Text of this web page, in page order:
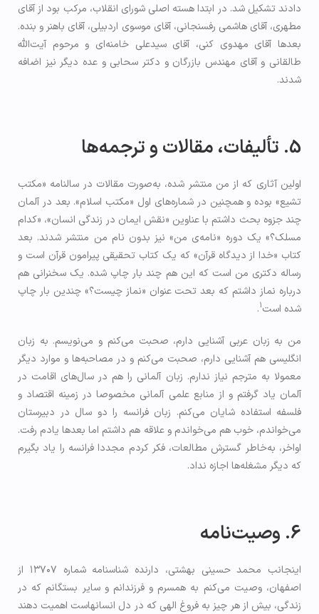
دادند تشکیل شد. در ابتدا هسته اصلی شورای انقلاب، مرکب بود از آقای
مطهری، آقای هاشمی رفسنجانی، آقای موسوی اردبیلی، آقای باهنر و بنده.
بعدها آقای مهدوی کنی، آقای سیدعلی خامنه‌ای و مرحوم آیت‌الله
طالقانی و آقای مهندس بازرگان و دکتر سحابی و عده دیگر نیز اضافه
شدند.
5. تألیفات، مقالات و ترجمه‌ها
اولین آثاری که از من منتشر شده، به‌صورت مقالات در سالنامه «مکتب
تشیع» بوده و همچنین در شماره‌های اول «مکتب اسلام». بعد در آلمان
چند جزوه بحث داشتم با عناوین «نقش ایمان در زندگی انسان»، «کدام
مسلک؟» یک دوره «نامه‌ی من» نیز بدون نام من منتشر شدند. بعد
کتاب «خدا از دیدگاه قرآن» که یک کتاب تحقیقی پیرامون قرآن است و
رساله دکتری من است که این هم چند بار چاپ شده. یک سخنرانی هم
درباره نماز داشتم که بعد تحت عنوان «نماز چیست؟» چندین بار چاپ
شده است1
.
من به زبان عربی آشنایی دارم، صحبت می‌کنم و می‌نویسم. به زبان
انگلیسی هم آشنایی دارم، صحبت می‌کنم و در مصاحبه‌ها و موارد دیگر
معمولا به مترجم نیاز ندارم. زبان آلمانی را هم در سال‌های اقامت در
آلمان یاد گرفتم و از منابع علمی آلمانی مخصوصا در زمینه اقتصاد و
فلسفه استفاده شایان می‌کنم. زبان فرانسه را دو سال در دبیرستان
می‌خواندم، خوب هم می‌خواندم و علاقه هم داشتم اما بعدها یادم رفت.
اواخر، به‌خاطر گسترش مطالعات، فکر کردم مجددا فرانسه را یاد بگیرم
که دیگر مشغله‌ها اجازه نداد.
6. وصیت‌نامه
اینجانب محمد حسینی بهشتی، دارنده شناسنامه شماره ۱۳۷۰۷ از
اصفهان، وصیت می‌کنم به همسرم و فرزندانم و سایر بستگانم که در
زندگی، بیش از هر چیز به فروغ الهی که در دل انسانهاست اهمیت دهند